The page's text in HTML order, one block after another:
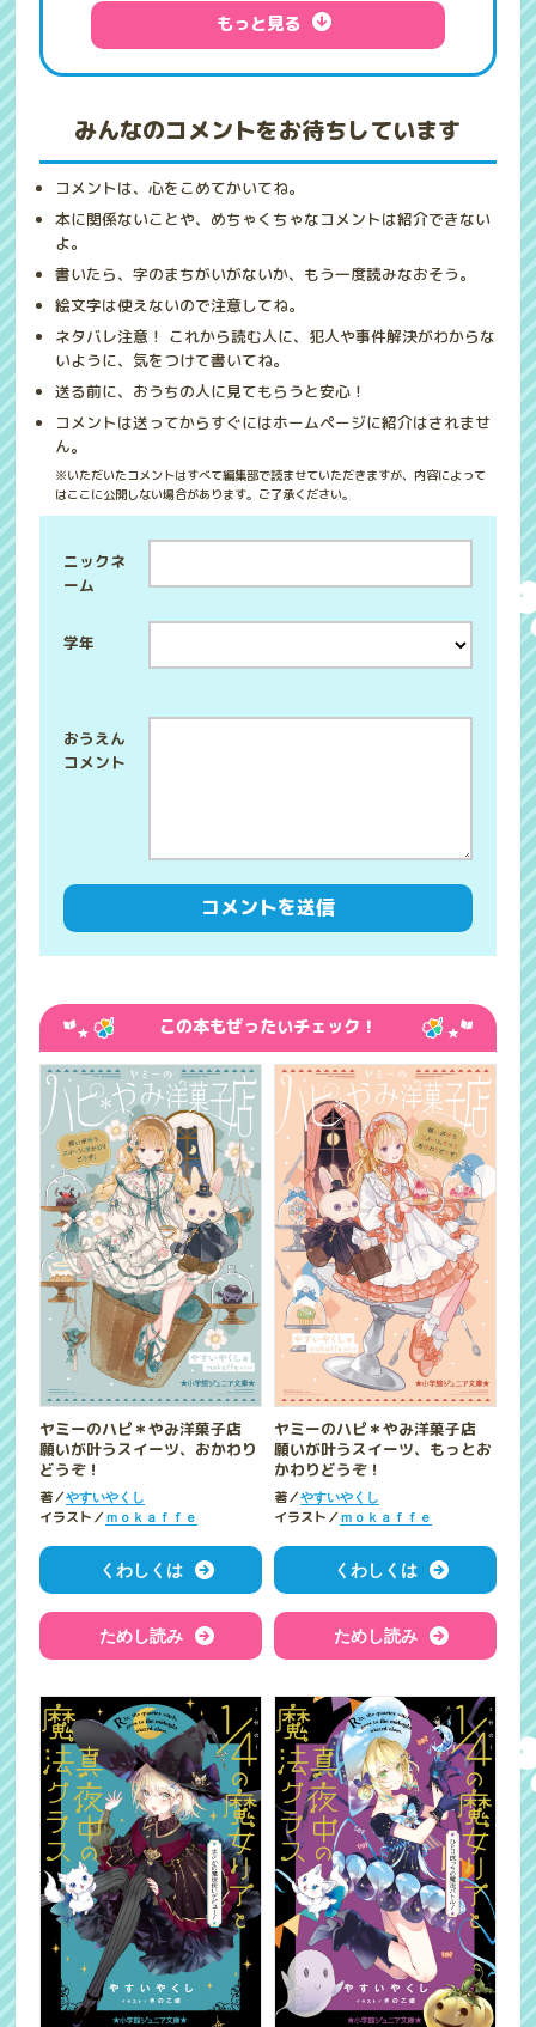
もっと見る
みんなのコメントをお待ちしています
コメントは、心をこめてかいてね。
本に関係ないことや、めちゃくちゃなコメントは紹介できない
よ。
書いたら、字のまちがいがないか、もう一度読みなおそう。
絵文字は使えないので注意してね。
ネタバレ注意！ これから読む人に、犯人や事件解決がわからな
いように、気をつけて書いてね。
送る前に、おうちの人に見てもらうと安心！
コメントは送ってからすぐにはホームページに紹介はされませ
ん。
※いただいたコメントはすべて編集部で読ませていただきますが、内容によって
はここに公開しない場合があります。ご了承ください。
学年
ニックネ
ーム
この本もぜったいチェック！
ヤミーのハピ＊やみ洋菓子店
願いが叶うスイーツ、おかわり
どうぞ！
著／やすいやくし
イラスト／ｍｏｋａｆｆｅ
くわしくは
ためし読み
ヤミーのハピ＊やみ洋菓子店
願いが叶うスイーツ、もっとお
かわりどうぞ！
著／やすいやくし
イラスト／ｍｏｋａｆｆｅ
くわしくは
ためし読み